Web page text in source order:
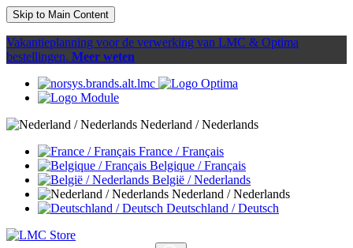
Skip to Main Content
Vakantieplanning voor de verwerking van LMC & Optima
bestellingen. Meer weten
Nederland / Nederlands
France / Français
Belgique / Français
België / Nederlands
Nederland / Nederlands
Deutschland / Deutsch